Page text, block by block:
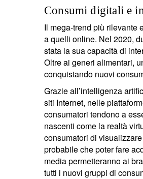
Consumi digitali e
Il mega-trend più rilevante
a quelli online. Nel 2020,
stata la sua capacità di
Oltre ai generi alimentari,
conquistando nuovi
Grazie all’intelligenza
siti Internet, nelle
consumatori tendono a
nascenti come la realtà
consumatori di
probabile che poter fare
media permetteranno ai
tutti i nuovi gruppi di